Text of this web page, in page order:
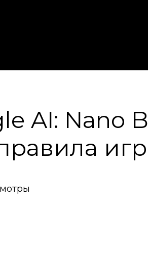
AI: Nano